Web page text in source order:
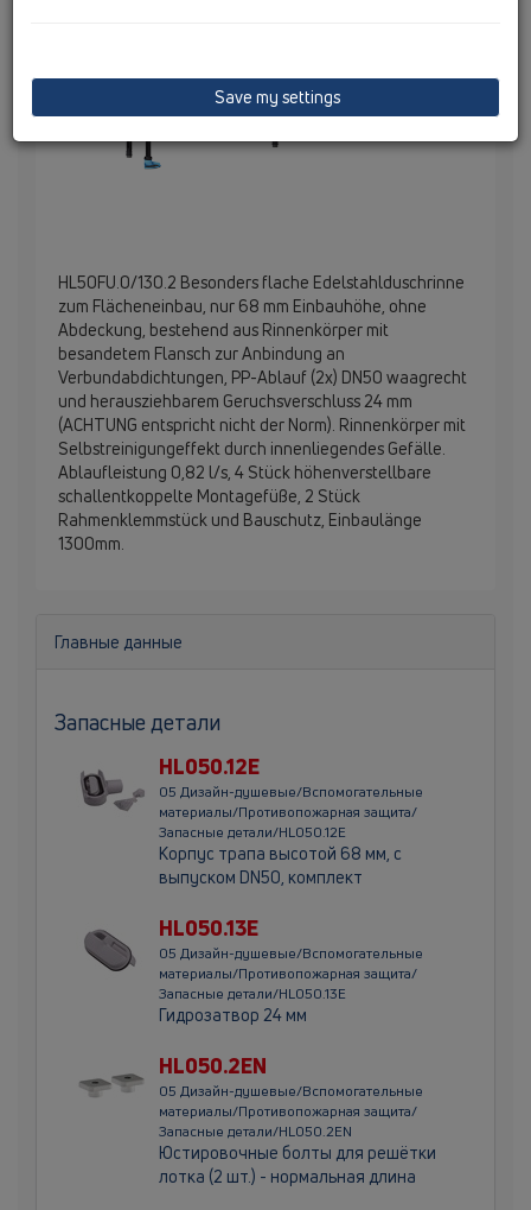
HL50FU.0/130.2 Besonders flache Edelstahlduschrinne
zum Flächeneinbau, nur 68 mm Einbauhöhe, ohne
Abdeckung, bestehend aus Rinnenkörper mit
besandetem Flansch zur Anbindung an
Verbundabdichtungen, PP-Ablauf (2x) DN50 waagrecht
und herausziehbarem Geruchsverschluss 24 mm
(ACHTUNG entspricht nicht der Norm). Rinnenkörper mit
Selbstreinigungeffekt durch innenliegendes Gefälle.
Ablaufleistung 0,82 l/s, 4 Stück höhenverstellbare
schallentkoppelte Montagefüße, 2 Stück
Rahmenklemmstück und Bauschutz, Einbaulänge
1300mm.
Главные данные
Запасные детали
HL050.12E
05 Дизайн-душевые/Вспомогательные
материалы/Противопожарная защита/
Запасные детали/HL050.12E
Корпус трапа высотой 68 мм, с
выпуском DN50, комплект
HL050.13E
05 Дизайн-душевые/Вспомогательные
материалы/Противопожарная защита/
Запасные детали/HL050.13E
Гидрозатвор 24 мм
HL050.2EN
05 Дизайн-душевые/Вспомогательные
материалы/Противопожарная защита/
Запасные детали/HL050.2EN
Юстировочные болты для решётки
лотка (2 шт.) - нормальная длина
Save my settings